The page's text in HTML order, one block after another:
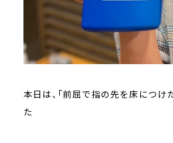
本日は、「前屈で指の先を床につけ
た